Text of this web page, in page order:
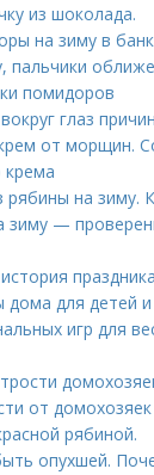
из шоколада.
на зиму в
пальчики
помидоров
глаз
от морщин.
рябины на зиму.
зиму —
дома для детей
игр для
от домохозяек
рябиной.
опухшей.